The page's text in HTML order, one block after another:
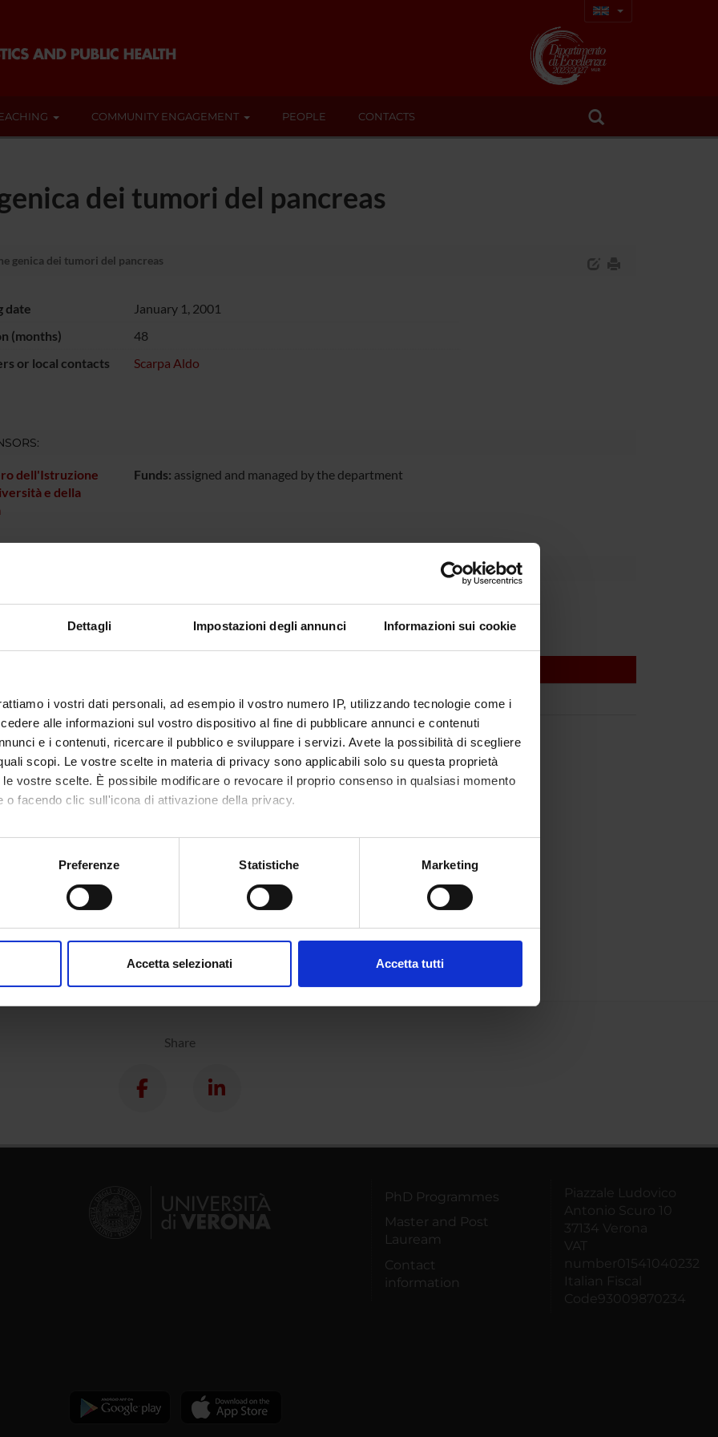
Dettagli Impostazioni degli annunci Informazioni sui cookie
i vostri dati personali, ad esempio il vostro numero IP, utilizzando tecnologie come i
alle informazioni sul vostro dispositivo al fine di pubblicare annunci e contenuti
e i contenuti, ricercare il pubblico e sviluppare i servizi. Avete la possibilità di scegliere
scopi. Le vostre scelte in materia di privacy sono applicabili solo su questa proprietà
vostre scelte. È possibile modificare o revocare il proprio consenso in qualsiasi momento
o facendo clic sull'icona di attivazione della privacy.
anche:
sulla tua posizione geografica, con un'approssimazione di qualche metro,
in qualsiasi momento dalla Dichiarazione sui cookie.
Preferenze Statistiche Marketing
Accetta selezionati Accetta tutti
COMMUNITY ENGAGEMENT PEOPLE CONTACTS
dei tumori del pancreas
genica dei tumori del pancreas
date
January 1, 2001
(months)
48
or local contacts
Scarpa Aldo
dell'Istruzione
e della
Funds: assigned and managed by the department
Full Professor
Anatomy Section
Share
PhD Programmes
Master and Post
Lauream
Contact
information
Piazzale Ludovico
Antonio Scuro 10
37134 Verona
VAT
number01541040232
Italian Fiscal
Code93009870234